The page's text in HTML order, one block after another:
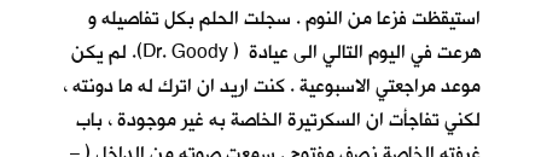
استيقظت فزعا من النوم . سجلت الحلم بكل تفاصيله و
هرعت في اليوم التالي الى عيادة ( Dr. Goody). لم يكن
موعد مراجعتي الاسبوعية . كنت اريد ان اترك له ما دونته ،
لكني تفاجأت ان السكرتيرة الخاصة به غير موجودة ، باب